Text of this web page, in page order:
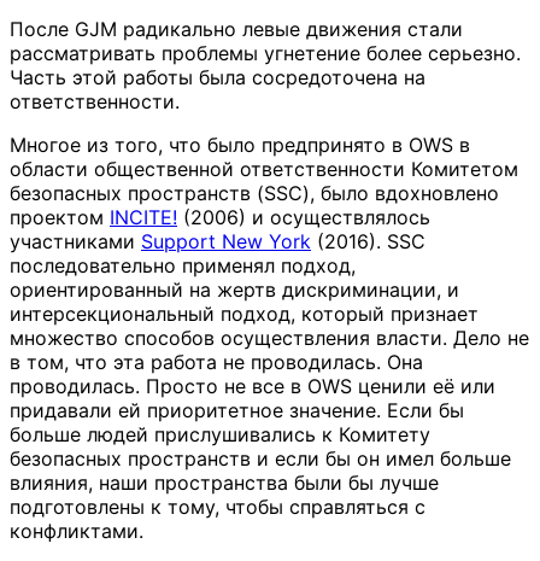
После GJM радикально левые движения стали
рассматривать проблемы угнетение более серьезно.
Часть этой работы была сосредоточена на
ответственности.
Многое из того, что было предпринято в OWS в
области общественной ответственности Комитетом
безопасных пространств (SSC), было вдохновлено
проектом INCITE! (2006) и осуществлялось
участниками Support New York (2016). SSC
последовательно применял подход,
ориентированный на жертв дискриминации, и
интерсекциональный подход, который признает
множество способов осуществления власти. Дело не
в том, что эта работа не проводилась. Она
проводилась. Просто не все в OWS ценили её или
придавали ей приоритетное значение. Если бы
больше людей прислушивались к Комитету
безопасных пространств и если бы он имел больше
влияния, наши пространства были бы лучше
подготовлены к тому, чтобы справляться с
конфликтами.